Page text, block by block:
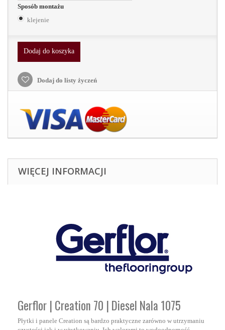
Sposób montażu
klejenie
Dodaj do koszyka
Dodaj do listy życzeń
WIĘCEJ INFORMACJI
Gerflor | Creation 70 | Diesel Nala 1075
Płytki i panele Creation są bardzo praktyczne zarówno w utrzymaniu